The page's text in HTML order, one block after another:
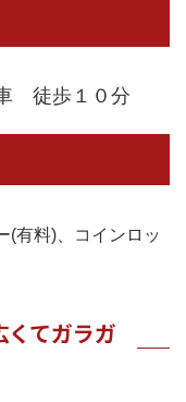
徒歩１０分
(有料)、コインロッ
てガラガ